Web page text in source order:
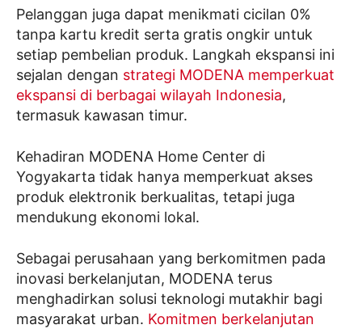
Pelanggan juga dapat menikmati cicilan 0%
tanpa kartu kredit serta gratis ongkir untuk
setiap pembelian produk. Langkah ekspansi ini
sejalan dengan strategi MODENA memperkuat
ekspansi di berbagai wilayah Indonesia,
termasuk kawasan timur.
Kehadiran MODENA Home Center di
Yogyakarta tidak hanya memperkuat akses
produk elektronik berkualitas, tetapi juga
mendukung ekonomi lokal.
Sebagai perusahaan yang berkomitmen pada
inovasi berkelanjutan, MODENA terus
menghadirkan solusi teknologi mutakhir bagi
masyarakat urban. Komitmen berkelanjutan